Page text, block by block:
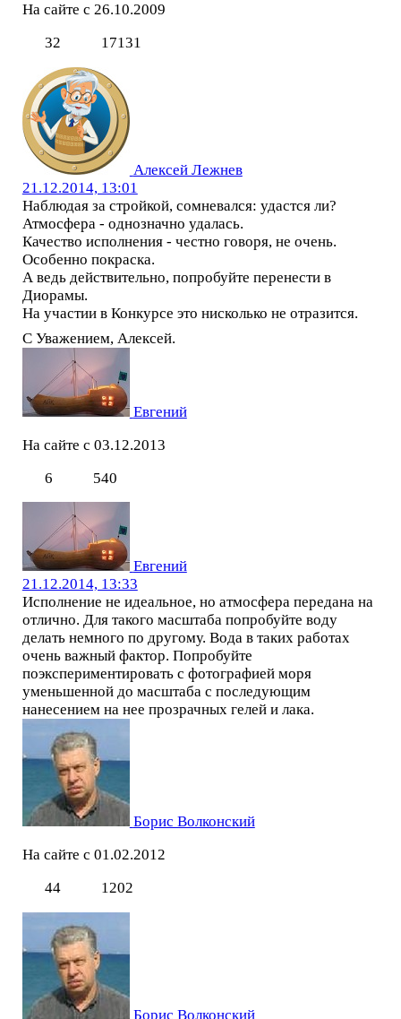
На сайте с 26.10.2009
32
17131
Алексей Лежнев
21.12.2014, 13:01
Наблюдая за стройкой, сомневался: удастся ли?
Атмосфера - однозначно удалась.
Качество исполнения - честно говоря, не очень.
Особенно покраска.
А ведь действительно, попробуйте перенести в
Диорамы.
На участии в Конкурсе это нисколько не отразится.
С Уважением, Алексей.
Евгений
На сайте с 03.12.2013
6
540
Евгений
21.12.2014, 13:33
Исполнение не идеальное, но атмосфера передана на
отлично. Для такого масштаба попробуйте воду
делать немного по другому. Вода в таких работах
очень важный фактор. Попробуйте
поэкспериментировать с фотографией моря
уменьшенной до масштаба с последующим
нанесением на нее прозрачных гелей и лака.
Борис Волконский
На сайте с 01.02.2012
44
1202
Борис Волконский